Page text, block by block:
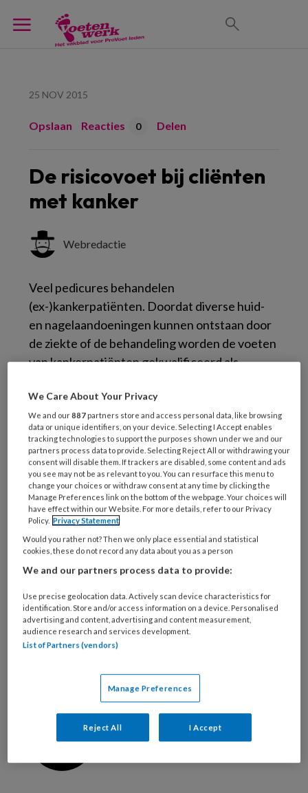
25 NOV 2015
Opslaan Reacties 0 Delen
De risicovoet bij cliënten
met kanker
Webredactie
Veel pedicures behandelen
(ex-)kankerpatiënten. Doordat diverse huid-
en nagelaandoeningen kunnen ontstaan door
de ziekte of de behandeling worden de voeten
van kankerpatiënten gekwalificeerd als
speciale scholing heeft gevolgd, is het beter
deze patiënten tijdelijk door te verwijzen naar
een collega medisch pedicure.
De risicovoet bij cliënten met kanker Podopost
juni 2015; 28 (PDF)
chemotherapie cytostatica huidafwijkingen
hypertiotische nagels Igna Breedeveld
kanker nagelafwijkingen oncologie
Webredactie
We Care About Your Privacy
We and our887 partners store and access personal data, like browsing
data or unique identifiers, on your device. Selecting I Accept enables
tracking technologies to support the purposes shown under we and our
partners process data to provide. Selecting Reject All or withdrawing your
consent will disable them. If trackers are disabled, some content and ads
you see may not be as relevant to you. You can resurface this menu to
change your choices or withdraw consent at any time by clicking the
Manage Preferences link on the bottom of the webpage. Your choices will
have effect within our Website. For more details, refer to our Privacy
Policy. Privacy Statement
Would you rather not? Then we only place essential and statistical
cookies, these do not record any data about you as a person
We and our partners process data to provide:
Use precise geolocation data. Actively scan device characteristics for
identification. Store and/or access information on a device. Personalised
advertising and content, advertising and content measurement,
audience research and services development.
List of Partners (vendors)
Manage Preferences
Reject All I Accept